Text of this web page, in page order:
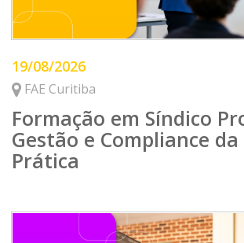
19/08/2026
FAE Curitiba
Formação em Síndico
Gestão e Compliance
Prática